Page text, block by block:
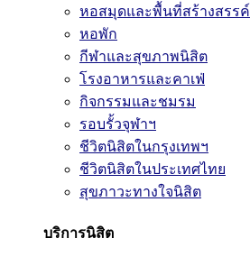
หอสมุดและพื้นที่สร้างสรรค์
หอพัก
กีฬาและสุขภาพนิสิต
โรงอาหารและคาเฟ่
กิจกรรมและชมรม
รอบรั้วจุฬาฯ
ชีวิตนิสิตในกรุงเทพฯ
ชีวิตนิสิตในประเทศไทย
สุขภาวะทางใจนิสิต
บริการนิสิต